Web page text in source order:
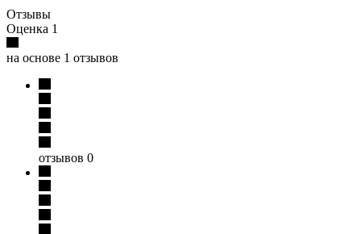
Отзывы
Оценка 1
на основе 1 отзывов
отзывов 0